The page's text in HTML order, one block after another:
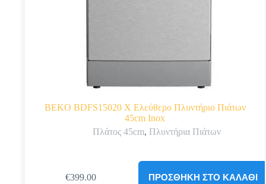
BEKO BDFS15020 X Ελεύθερο Πλυντήριο Πιάτων
45cm Inox
Πλάτος 45cm, Πλυντήρια Πιάτων
€399.00 ΠΡΟΣΘΉΚΗ ΣΤΟ ΚΑΛΆΘΙ